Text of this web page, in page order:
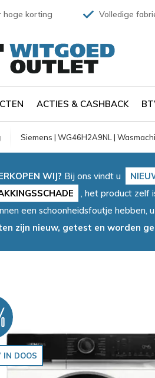
ACTIES & CASHBACK
hoge korting Volledige
Siemens | WG46H2A9NL |
WIJ? Bij ons vindt u
, het product zelf
een schoonheidsfoutje
zijn nieuw, getest en worden
IN DOOS